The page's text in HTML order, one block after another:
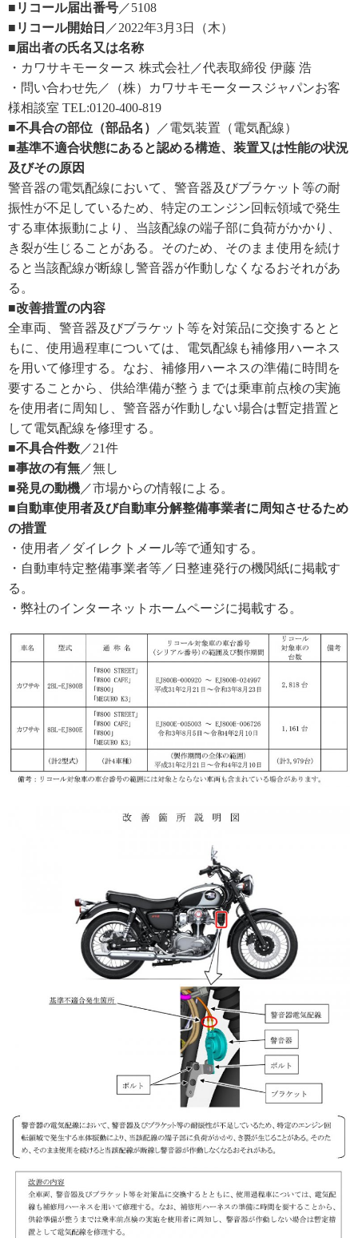
■リコール届出番号／5108
■リコール開始日 ／2022年3月3日（木）
■届出者の氏名又は名称
・カワサキモータース 株式会社／代表取締役 伊藤 浩
・問い合わせ先／（株）カワサキモータースジャパンお客
様相談室 TEL:0120-400-819
■不具合の部位（部品名）
／電気装置（電気配線）
■基準不適合状態にあると認める構造、装置又は性能の状況
及びその原因
警音器の電気配線において、警音器及びブラケット等の耐
振性が不足しているため、特定のエンジン回転領域で発生
する車体振動により、当該配線の端子部に負荷がかかり、
き裂が生じることがある。そのため、そのまま使用を続け
ると当該配線が断線し警音器が作動しなくなるおそれがあ
る。
■改善措置の内容
全車両、警音器及びブラケット等を対策品に交換するとと
もに、使用過程車については、電気配線も補修用ハーネス
を用いて修理する。なお、補修用ハーネスの準備に時間を
要することから、供給準備が整うまでは乗車前点検の実施
を使用者に周知し、警音器が作動しない場合は暫定措置と
して電気配線を修理する。
■不具合件数／21件
■事故の有無／無し
■発見の動機／市場からの情報による。
■自動車使用者及び自動車分解整備事業者に周知させるため
の措置
・使用者／ダイレクトメール等で通知する。
・自動車特定整備事業者等／日整連発行の機関紙に掲載す
る。
・弊社のインターネットホームページに掲載する。